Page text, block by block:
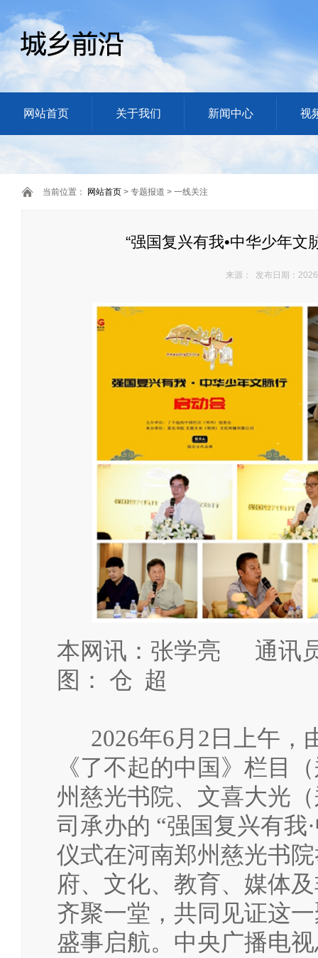
网站首页 关于我们 新闻中心 视
当前位置： 网站首页 > 专题报道 > 一线关注
“强国复兴有我•中华少年文
来源： 发布日期：
本网讯：张学亮 通讯
图： 仓 超
2026年6月2日上午，
《了不起的中国》栏目
州慈光书院、文喜大光
司承办的 “强国复兴有我
仪式在河南郑州慈光书
府、文化、教育、媒体
齐聚一堂，共同见证这
盛事启航。中央广播电